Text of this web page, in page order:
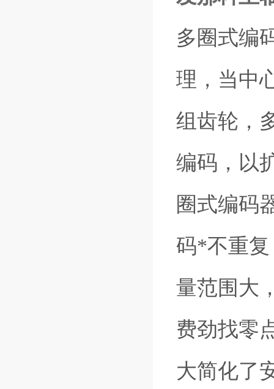
多圈式编
理，当中
组齿轮，
编码，以
圈式编码
码*不重
量范围大
费劲找零
大简化了